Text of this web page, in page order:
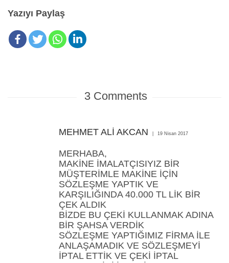
Yazıyı Paylaş
3 Comments
MEHMET ALİ AKCAN 19 Nisan 2017
MERHABA,
MAKİNE İMALATÇISIYIZ BİR
MÜŞTERİMLE MAKİNE İÇİN
SÖZLEŞME YAPTIK VE
KARŞILIĞINDA 40.000 TL LİK BİR
ÇEK ALDIK
BİZDE BU ÇEKİ KULLANMAK ADINA
BİR ŞAHSA VERDİK
SÖZLEŞME YAPTIĞIMIZ FİRMA İLE
ANLAŞAMADIK VE SÖZLEŞMEYİ
İPTAL ETTİK VE ÇEKİ İPTAL